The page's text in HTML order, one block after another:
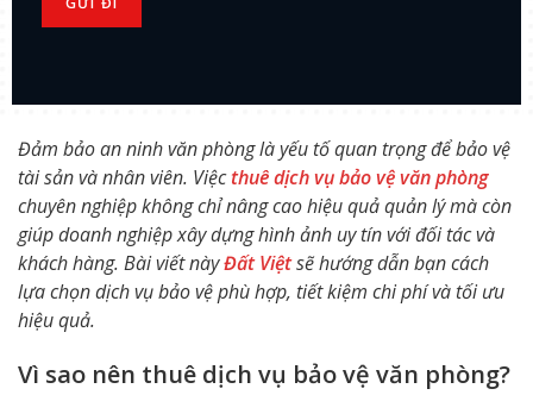
Đảm bảo an ninh văn phòng là yếu tố quan trọng để bảo vệ
tài sản và nhân viên. Việcthuê dịch vụ bảo vệ văn phòng
chuyên nghiệp không chỉ nâng cao hiệu quả quản lý mà còn
giúp doanh nghiệp xây dựng hình ảnh uy tín với đối tác và
khách hàng. Bài viết nàyĐất Việtsẽ hướng dẫn bạn cách
lựa chọn dịch vụ bảo vệ phù hợp, tiết kiệm chi phí và tối ưu
hiệu quả.
Vì sao nên thuê dịch vụ bảo vệ văn phòng?